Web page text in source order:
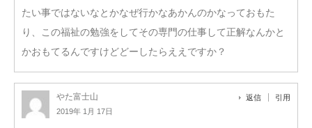
たい事ではないなとかなぜ行かなあかんのかなっておもた
り、この福祉の勉強をしてその専門の仕事して正解なんかと
かおもてるんですけどどーしたらええですか？
やた富士山
2019年 1月 17日
返信 引用